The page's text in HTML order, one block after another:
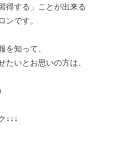
得する」ことが出来る
ンです。
を知って、
たいとお思いの方は、
↓↓↓